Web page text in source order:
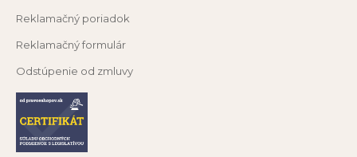
Reklamačný poriadok
Reklamačný formulár
Odstúpenie od zmluvy